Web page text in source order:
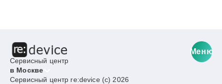
Сервисный центр
в Москве
Меню
Сервисный центр re:device (c) 2026